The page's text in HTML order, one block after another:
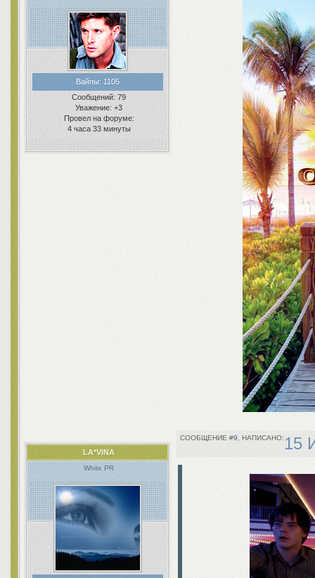
Вайпы: 1105
Сообщений: 79
Уважение: +3
Провел на форуме:
4 часа 33 минуты
9 15
LA*VINA
White PR